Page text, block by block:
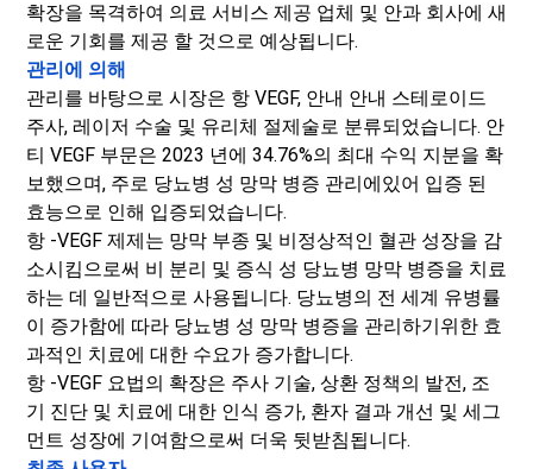
확장을 목격하여 의료 서비스 제공 업체 및 안과 회사에 새
로운 기회를 제공 할 것으로 예상됩니다.
관리에 의해
관리를 바탕으로 시장은 항 VEGF, 안내 안내 스테로이드
주사, 레이저 수술 및 유리체 절제술로 분류되었습니다. 안
티 VEGF 부문은 2023 년에 34.76%의 최대 수익 지분을 확
보했으며, 주로 당뇨병 성 망막 병증 관리에있어 입증 된
효능으로 인해 입증되었습니다.
항 -VEGF 제제는 망막 부종 및 비정상적인 혈관 성장을 감
소시킴으로써 비 분리 및 증식 성 당뇨병 망막 병증을 치료
하는 데 일반적으로 사용됩니다. 당뇨병의 전 세계 유병률
이 증가함에 따라 당뇨병 성 망막 병증을 관리하기위한 효
과적인 치료에 대한 수요가 증가합니다.
항 -VEGF 요법의 확장은 주사 기술, 상환 정책의 발전, 조
기 진단 및 치료에 대한 인식 증가, 환자 결과 개선 및 세그
먼트 성장에 기여함으로써 더욱 뒷받침됩니다.